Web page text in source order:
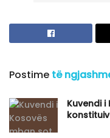
Postime të
Kuvendi